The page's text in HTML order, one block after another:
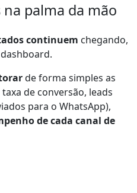
palma da mão
continuem chegando,
de forma simples as
de conversão, leads
para o WhatsApp),
de cada canal de